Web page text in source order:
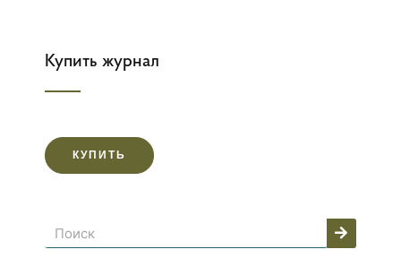
Купить журнал
КУПИТЬ